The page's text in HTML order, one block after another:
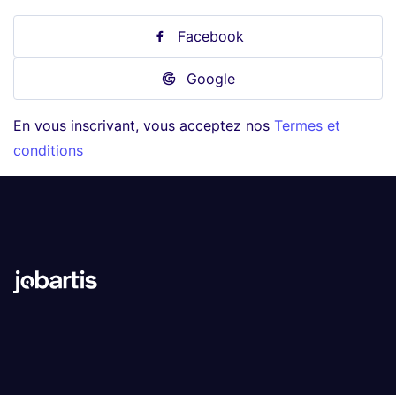
Facebook
Google
En vous inscrivant, vous acceptez nos Termes et
conditions